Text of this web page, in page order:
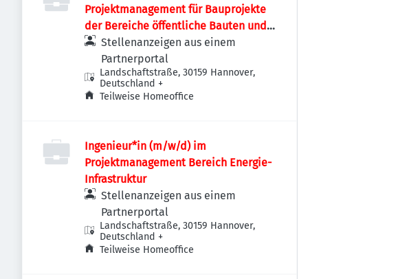
Projektmanagement für Bauprojekte
der Bereiche öffentliche Bauten und
Industriebauten / Infrastruktur
Stellenanzeigen aus einem
Partnerportal
Landschaftstraße, 30159 Hannover,
Deutschland +
Teilweise Homeoffice
Ingenieur*in (m/w/d) im
Projektmanagement Bereich Energie-
Infrastruktur
Stellenanzeigen aus einem
Partnerportal
Landschaftstraße, 30159 Hannover,
Deutschland +
Teilweise Homeoffice